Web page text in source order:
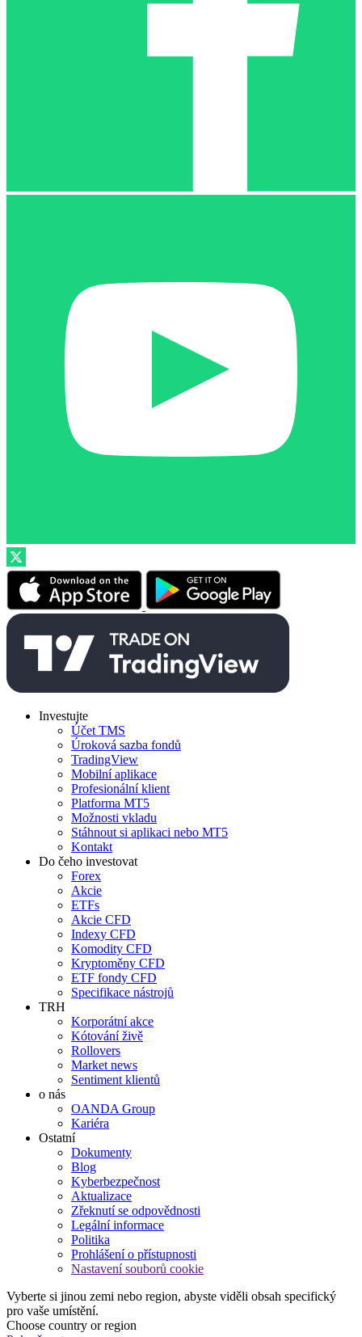
Investujte
Účet TMS
Úroková sazba fondů
TradingView
Mobilní aplikace
Profesionální klient
Platforma MT5
Možnosti vkladu
Stáhnout si aplikaci nebo MT5
Kontakt
Do čeho investovat
Forex
Akcie
ETFs
Akcie CFD
Indexy CFD
Komodity CFD
Kryptoměny CFD
ETF fondy CFD
Specifikace nástrojů
TRH
Korporátní akce
Kótování živě
Rollovers
Market news
Sentiment klientů
o nás
OANDA Group
Kariéra
Ostatní
Dokumenty
Blog
Kyberbezpečnost
Aktualizace
Zřeknutí se odpovědnosti
Legální informace
Politika
Prohlášení o přístupnosti
Nastavení souborů cookie
Vyberte si jinou zemi nebo region, abyste viděli obsah specifický
pro vaše umístění.
Choose country or region